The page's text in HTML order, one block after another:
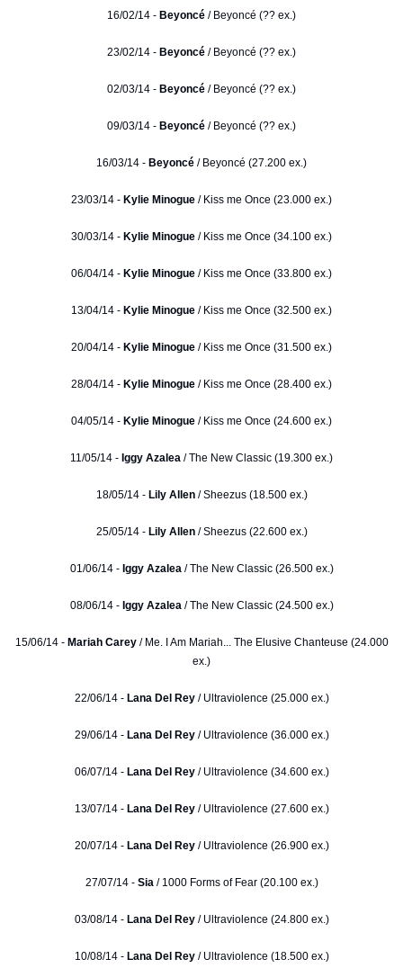
16/02/14 - Beyoncé / Beyoncé (?? ex.)
23/02/14 - Beyoncé / Beyoncé (?? ex.)
02/03/14 - Beyoncé / Beyoncé (?? ex.)
09/03/14 - Beyoncé / Beyoncé (?? ex.)
16/03/14 - Beyoncé / Beyoncé (27.200 ex.)
23/03/14 - Kylie Minogue / Kiss me Once (23.000 ex.)
30/03/14 - Kylie Minogue / Kiss me Once (34.100 ex.)
06/04/14 - Kylie Minogue / Kiss me Once (33.800 ex.)
13/04/14 - Kylie Minogue / Kiss me Once (32.500 ex.)
20/04/14 - Kylie Minogue / Kiss me Once (31.500 ex.)
28/04/14 - Kylie Minogue / Kiss me Once (28.400 ex.)
04/05/14 - Kylie Minogue / Kiss me Once (24.600 ex.)
11/05/14 - Iggy Azalea / The New Classic (19.300 ex.)
18/05/14 - Lily Allen/ Sheezus (18.500 ex.)
25/05/14 - Lily Allen/ Sheezus (22.600 ex.)
01/06/14 - Iggy Azalea/ The New Classic (26.500 ex.)
08/06/14 - Iggy Azalea/ The New Classic (24.500 ex.)
15/06/14 - Mariah Carey/ Me. I Am Mariah... The Elusive Chanteuse (24.000
ex.)
22/06/14 - Lana Del Rey/ Ultraviolence (25.000 ex.)
29/06/14 - Lana Del Rey / Ultraviolence (36.000 ex.)
06/07/14 - Lana Del Rey/ Ultraviolence (34.600 ex.)
13/07/14 -Lana Del Rey / Ultraviolence (27.600 ex.)
20/07/14 -Lana Del Rey/ Ultraviolence (26.900 ex.)
27/07/14 - Sia / 1000 Forms of Fear (20.100 ex.)
03/08/14 - Lana Del Rey / Ultraviolence (24.800 ex.)
10/08/14 - Lana Del Rey/ Ultraviolence (18.500 ex.)